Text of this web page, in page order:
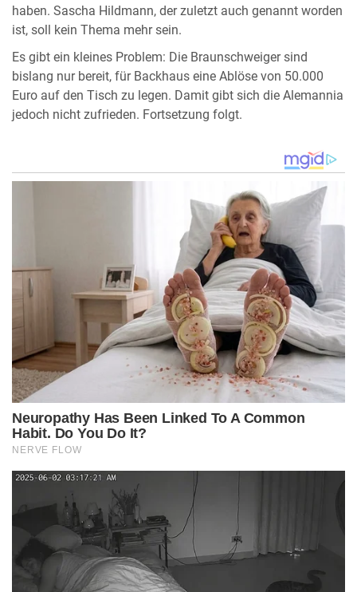
haben. Sascha Hildmann, der zuletzt auch genannt worden
ist, soll kein Thema mehr sein.
Es gibt ein kleines Problem: Die Braunschweiger sind
bislang nur bereit, für Backhaus eine Ablöse von 50.000
Euro auf den Tisch zu legen. Damit gibt sich die Alemannia
jedoch nicht zufrieden. Fortsetzung folgt.